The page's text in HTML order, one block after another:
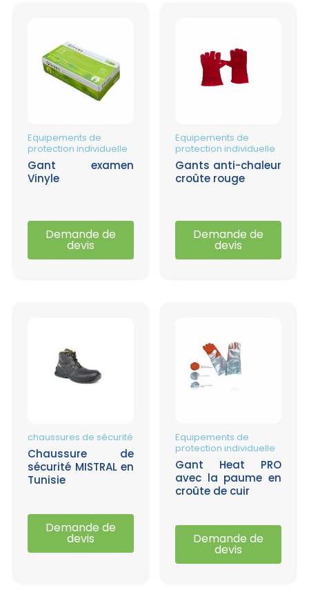
Equipements de
protection individuelle
Gant examen
Vinyle
Note
Demande de
devis
Equipements de
protection individuelle
Gants anti-chaleur
croûte rouge
Note
Demande de
devis
chaussures de sécurité
Chaussure de
sécurité MISTRAL en
Tunisie
Note
5
Demande de
devis
Equipements de
protection individuelle
Gant Heat PRO
avec la paume en
croûte de cuir
Note
5
Demande de
devis